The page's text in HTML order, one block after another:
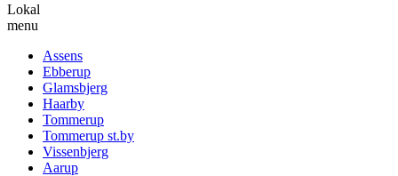
Lokal
menu
Assens
Ebberup
Glamsbjerg
Haarby
Tommerup
Tommerup st.by
Vissenbjerg
Aarup